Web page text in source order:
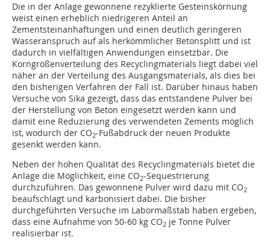
Die in der Anlage gewonnene rezyklierte Gesteinskörnung
weist einen erheblich niedrigeren Anteil an
Zementsteinanhaftungen und einen deutlich geringeren
Wasseranspruch auf als herkömmlicher Betonsplitt und ist
dadurch in vielfältigen Anwendungen einsetzbar. Die
Korngrößenverteilung des Recyclingmaterials liegt dabei viel
näher an der Verteilung des Ausgangsmaterials, als dies bei
den bisherigen Verfahren der Fall ist. Darüber hinaus haben
Versuche von Sika gezeigt, dass das entstandene Pulver bei
der Herstellung von Beton eingesetzt werden kann und
damit eine Reduzierung des verwendeten Zements möglich
ist, wodurch der CO2-Fußabdruck der neuen Produkte
gesenkt werden kann.
Neben der hohen Qualität des Recyclingmaterials bietet die
Anlage die Möglichkeit, eine CO2-Sequestrierung
durchzuführen. Das gewonnene Pulver wird dazu mit CO2
beaufschlagt und karbonisiert dabei. Die bisher
durchgeführten Versuche im Labormaßstab haben ergeben,
dass eine Aufnahme von 50-60 kg CO2 je Tonne Pulver
realisierbar ist.